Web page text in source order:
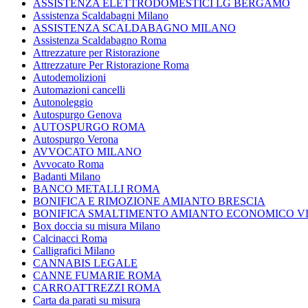
ASSISTENZA ELETTRODOMESTICI LG BERGAMO
Assistenza Scaldabagni Milano
ASSISTENZA SCALDABAGNO MILANO
Assistenza Scaldabagno Roma
Attrezzature per Ristorazione
Attrezzature Per Ristorazione Roma
Autodemolizioni
Automazioni cancelli
Autonoleggio
Autospurgo Genova
AUTOSPURGO ROMA
Autospurgo Verona
AVVOCATO MILANO
Avvocato Roma
Badanti Milano
BANCO METALLI ROMA
BONIFICA E RIMOZIONE AMIANTO BRESCIA
BONIFICA SMALTIMENTO AMIANTO ECONOMICO
Box doccia su misura Milano
Calcinacci Roma
Calligrafici Milano
CANNABIS LEGALE
CANNE FUMARIE ROMA
CARROATTREZZI ROMA
Carta da parati su misura